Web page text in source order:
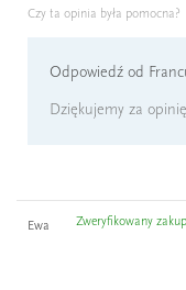
Czy ta opinia była pomocna?
Odpowiedź od
Dziękujemy za
Ewa Zweryfikowany zakup